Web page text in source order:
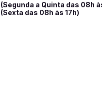
(Segunda a Quinta das 08h
(Sexta das 08h às 17h)